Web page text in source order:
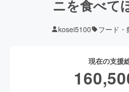
ニを食べて
kosei5100 フード・
現在の支援